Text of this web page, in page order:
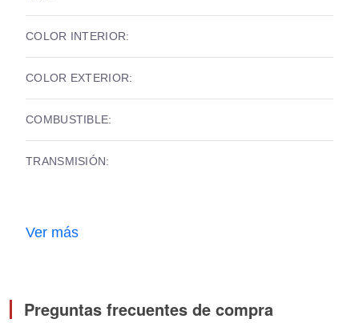
COLOR INTERIOR:
COLOR EXTERIOR:
COMBUSTIBLE:
TRANSMISIÓN:
Ver más
Preguntas frecuentes de compra